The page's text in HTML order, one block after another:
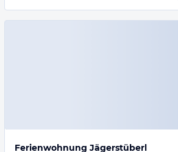
Ferienwohnung Jägerstüberl